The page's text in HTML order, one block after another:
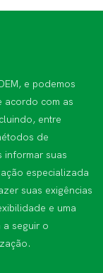
O Seu
e podemos
acordo com as
entre
de
informar suas
especializada
suas exigências
e uma
a seguir o